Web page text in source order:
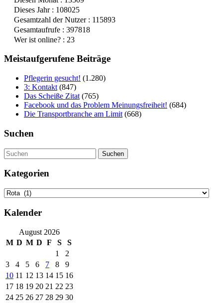
Dieses Jahr : 108025
Gesamtzahl der Nutzer : 115893
Gesamtaufrufe : 397818
Wer ist online? : 23
Meistaufgerufene Beiträge
Pflegerin gesucht! (1.280)
3: Kontakt (847)
Das Scheiße Zitat (765)
Facebook und das Problem Meinungsfreiheit! (684)
Die Transportbranche am Limit (668)
Suchen
Suchen
Kategorien
Kategorien
Kalender
August 2026
M D M D F S
S
1
2
3
4 5 6 7 8
9
10 11 12 13 14 15 16
17 18 19 20 21 22 23
24 25 26 27 28 29 30